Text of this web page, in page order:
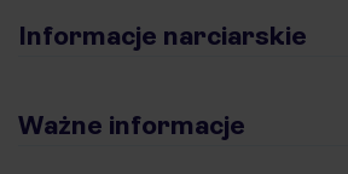
Informacje narciarskie
Ważne informacje